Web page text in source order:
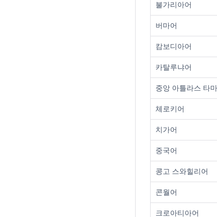
불가리아어
버마어
캄보디아어
카탈루냐어
중앙 아틀라스 타
체로키어
치가어
중국어
콩고 스와힐리어
콘월어
크로아티아어